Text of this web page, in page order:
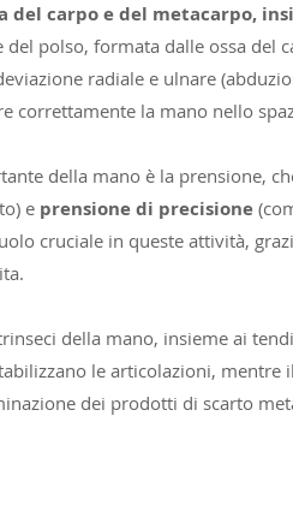
del carpo e del metacarpo,
del polso, formata dalle ossa
radiale e ulnare
correttamente la mano nello
della mano è la prensione,
e prensione di precisione
cruciale in queste attività,
della mano, insieme ai
le articolazioni, mentre
dei prodotti di scarto